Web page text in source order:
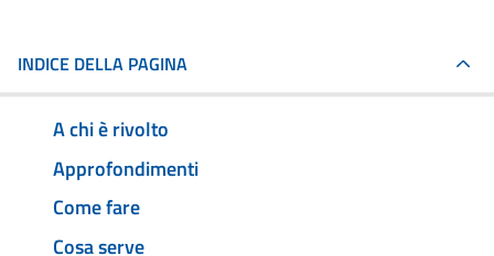
INDICE DELLA PAGINA
A chi è rivolto
Approfondimenti
Come fare
Cosa serve